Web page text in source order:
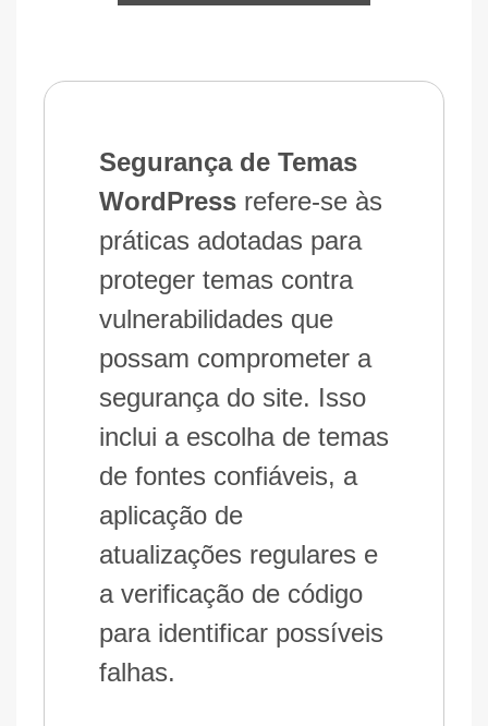
Segurança de Temas
WordPress refere-se às
práticas adotadas para
proteger temas contra
vulnerabilidades que
possam comprometer a
segurança do site. Isso
inclui a escolha de temas
de fontes confiáveis, a
aplicação de
atualizações regulares e
a verificação de código
para identificar possíveis
falhas.